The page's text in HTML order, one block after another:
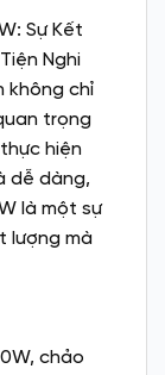
Sự Kết
Nghi
không chỉ
trọng
hiện
dễ dàng,
là một sự
lượng mà
chảo